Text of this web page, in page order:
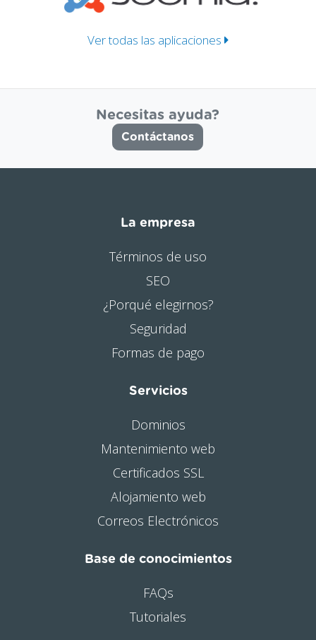
Ver todas las aplicaciones
Necesitas ayuda?
Contáctanos
La empresa
Términos de uso
SEO
¿Porqué elegirnos?
Seguridad
Formas de pago
Servicios
Dominios
Mantenimiento web
Certificados SSL
Alojamiento web
Correos Electrónicos
Base de conocimientos
FAQs
Tutoriales